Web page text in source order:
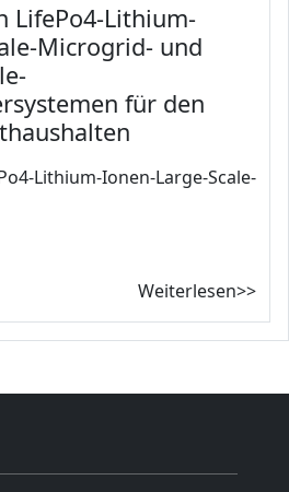
LifePo4-Lithium-
Microgrid- und
für den
Lithium-Ionen-Large-Scale-
Weiterlesen>>